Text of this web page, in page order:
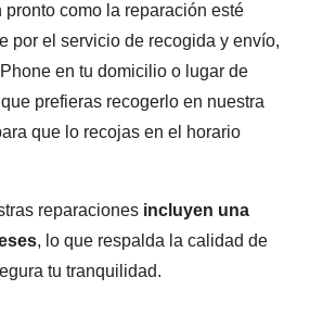
pronto como la reparación esté
por el servicio de recogida y envío,
en tu domicilio o lugar de
prefieras recogerlo en nuestra
que lo recojas en el horario
reparaciones incluyen una
, lo que respalda la calidad de
tu tranquilidad.